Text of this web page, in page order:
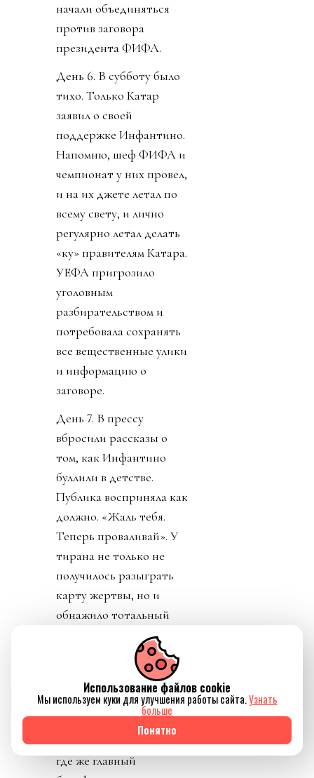
начали объединяться
против заговора
президента ФИФА.
День 6. В субботу было
тихо. Только Катар
заявил о своей
поддержке Инфантино.
Напомню, шеф ФИФА и
чемпионат у них провел,
и на их джете летал по
всему свету, и лично
регулярно летал делать
«ку» правителям Катара.
УЕФА пригрозило
уголовным
разбирательством и
потребовала сохранять
все вещественные улики
и информацию о
заговоре.
День 7. В прессу
вбросили рассказы о
том, как Инфантино
буллили в детстве.
Публика восприняла как
должно. «Жаль тебя.
Теперь проваливай». У
тирана не только не
получилось разыграть
карту жертвы, но и
обнажило тотальный
отрыв диктатора от
реальности. Воистину,
тираны, жулики и
диктаторы так похожи
друг на друга.
День 8. Понедельник. А
где же главный
Использование файлов cookie
Мы используем куки для улучшения работы сайта.Узнать
больше
Понятно